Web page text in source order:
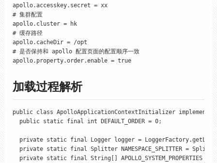
apollo.accesskey.secret = xx
# 集群配置
apollo.cluster = hk
# 缓存路径
apollo.cacheDir = /opt
# 是否保持和 apollo 配置页面的配置顺序一致
apollo.property.order.enable = true
加载过程解析
public class ApolloApplicationContextInitializer implements
  public static final int DEFAULT_ORDER = 0;
private static final Logger logger =
private static final Splitter NAMESPACE_SPLITTER =
private static final String[] APOLLO_SYSTEM_PROPERTIES =